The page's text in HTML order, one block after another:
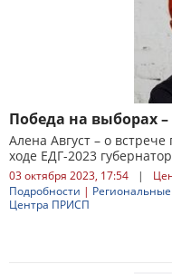
Победа на выборах
Алена Август – о
ходе ЕДГ-2023
03 октября 2023, 17:54 |
Подробности |
Центра ПРИСП